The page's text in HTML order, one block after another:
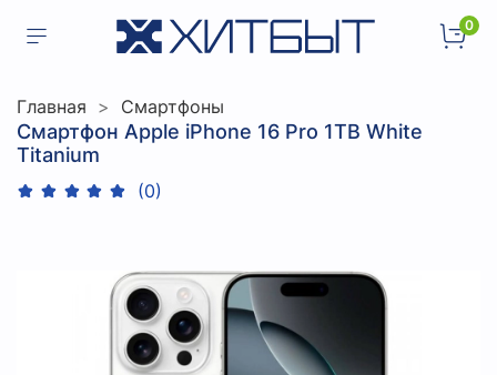
0
Главная Смартфоны
Смартфон Apple iPhone 16 Pro 1TB White
Titanium
(0)